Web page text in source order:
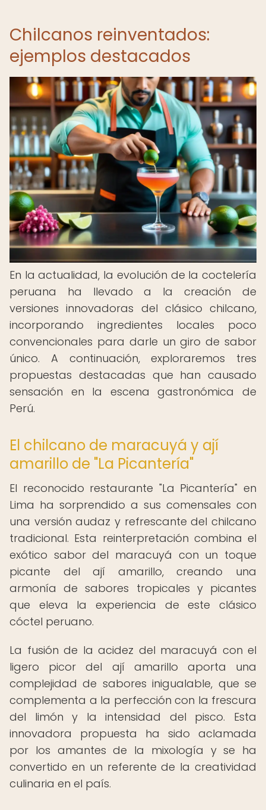
Chilcanos reinventados:
ejemplos destacados
En la actualidad, la evolución de la coctelería
peruana ha llevado a la creación de
versiones innovadoras del clásico chilcano,
incorporando ingredientes locales poco
convencionales para darle un giro de sabor
único. A continuación, exploraremos tres
propuestas destacadas que han causado
sensación en la escena gastronómica de
Perú.
El chilcano de maracuyá y ají
amarillo de "La Picantería"
El reconocido restaurante "La Picantería" en
Lima ha sorprendido a sus comensales con
una versión audaz y refrescante del chilcano
tradicional. Esta reinterpretación combina el
exótico sabor del maracuyá con un toque
picante del ají amarillo, creando una
armonía de sabores tropicales y picantes
que eleva la experiencia de este clásico
cóctel peruano.
La fusión de la acidez del maracuyá con el
ligero picor del ají amarillo aporta una
complejidad de sabores inigualable, que se
complementa a la perfección con la frescura
del limón y la intensidad del pisco. Esta
innovadora propuesta ha sido aclamada
por los amantes de la mixología y se ha
convertido en un referente de la creatividad
culinaria en el país.